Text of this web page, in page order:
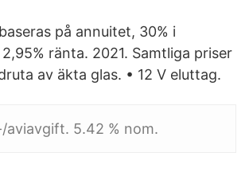
på annuitet, 30% i
ränta. 2021. Samtliga priser
av äkta glas. • 12 V eluttag.
aviavgift. 5.42 % nom.